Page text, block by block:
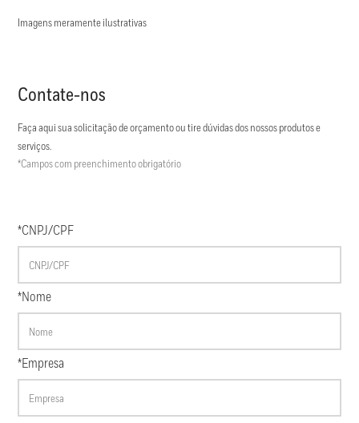
Imagens meramente ilustrativas
Contate-nos
Faça aqui sua solicitação de orçamento ou tire dúvidas dos nossos produtos e
serviços.
*Campos com preenchimento obrigatório
*CNPJ/CPF
*Nome
*Empresa